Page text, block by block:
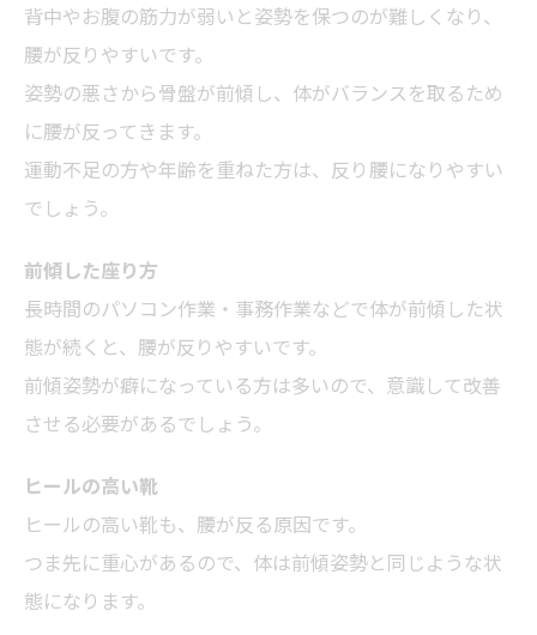
背中やお腹の筋力が弱いと姿勢を保つのが難しくなり、
腰が反りやすいです。
姿勢の悪さから骨盤が前傾し、体がバランスを取るため
に腰が反ってきます。
運動不足の方や年齢を重ねた方は、反り腰になりやすい
でしょう。
前傾した座り方
長時間のパソコン作業・事務作業などで体が前傾した状
態が続くと、腰が反りやすいです。
前傾姿勢が癖になっている方は多いので、意識して改善
させる必要があるでしょう。
ヒールの高い靴
ヒールの高い靴も、腰が反る原因です。
つま先に重心があるので、体は前傾姿勢と同じような状
態になります。